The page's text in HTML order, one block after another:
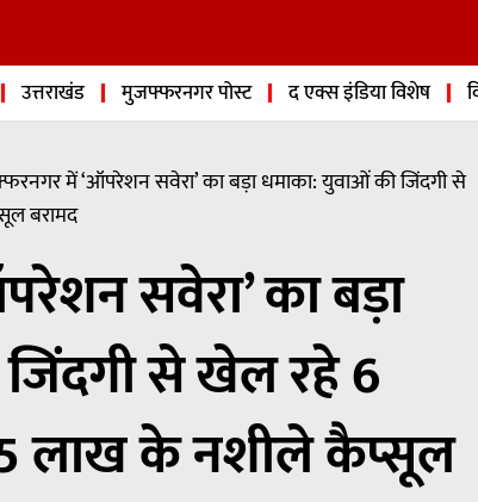
उत्तराखंड मुजफ्फरनगर पोस्ट द एक्स इंडिया विशेष
में ‘ऑपरेशन सवेरा’ का बड़ा धमाका: युवाओं की जिंदगी से
बरामद
सवेरा’ का बड़ा
से खेल रहे 6
लाख के नशीले कैप्सूल